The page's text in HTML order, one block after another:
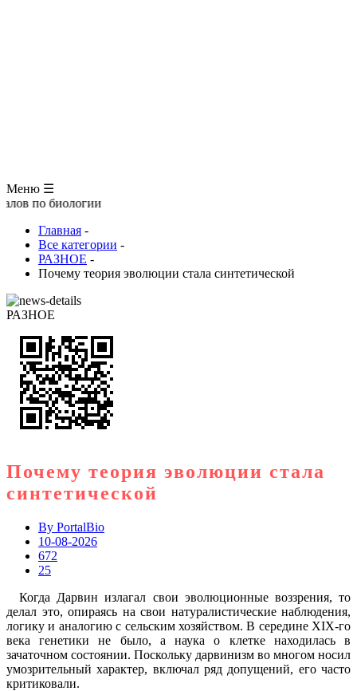
Меню ☰
биологии
Главная -
Все категории -
РАЗНОЕ -
Почему теория эволюции стала синтетической
РАЗНОЕ
Почему теория эволюции стала
синтетической
By PortalBio
10-08-2026
672
25
Когда Дарвин излагал свои эволюционные воззрения, то
делал это, опираясь на свои натуралистические наблюдения,
логику и аналогию с сельским хозяйством. В середине XIX-го
века генетики не было, а наука о клетке находилась в
зачаточном состоянии. Поскольку дарвинизм во многом носил
умозрительный характер, включал ряд допущений, его часто
критиковали.